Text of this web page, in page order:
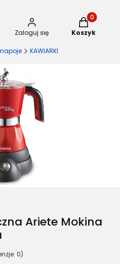
Zaloguj się
Produkty
Koszyk
KAWIARKI
Ariete Mokina
0)